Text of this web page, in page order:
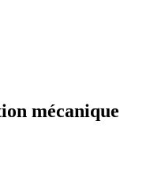
mécanique